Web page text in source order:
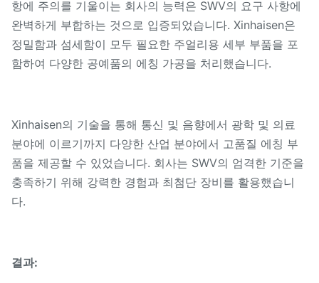
항에 주의를 기울이는 회사의 능력은 SWV의 요구 사항에
완벽하게 부합하는 것으로 입증되었습니다. Xinhaisen은
정밀함과 섬세함이 모두 필요한 주얼리용 세부 부품을 포
함하여 다양한 공예품의 에칭 가공을 처리했습니다.
Xinhaisen의 기술을 통해 통신 및 음향에서 광학 및 의료
분야에 이르기까지 다양한 산업 분야에서 고품질 에칭 부
품을 제공할 수 있었습니다. 회사는 SWV의 엄격한 기준을
충족하기 위해 강력한 경험과 최첨단 장비를 활용했습니
다.
결과: